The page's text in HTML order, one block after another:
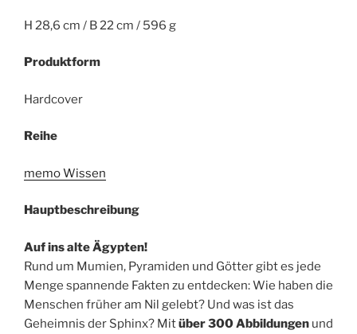
H 28,6 cm / B 22 cm / 596 g
Produktform
Hardcover
Reihe
memo Wissen
Hauptbeschreibung
Auf ins alte Ägypten!
Rund um Mumien, Pyramiden und Götter gibt es jede
Menge spannende Fakten zu entdecken: Wie haben die
Menschen früher am Nil gelebt? Und was ist das
Geheimnis der Sphinx? Mitüber 300 Abbildungen und